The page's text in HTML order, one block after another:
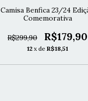
Camisa Benfica 23/24
Comemorativa
R$299,90 R$179,90
12 x de R$18,51